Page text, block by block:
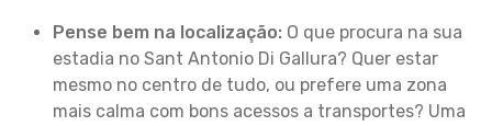
Pense bem na localização: O que procura na sua
estadia no Sant Antonio Di Gallura? Quer estar
mesmo no centro de tudo, ou prefere uma zona
mais calma com bons acessos a transportes? Uma